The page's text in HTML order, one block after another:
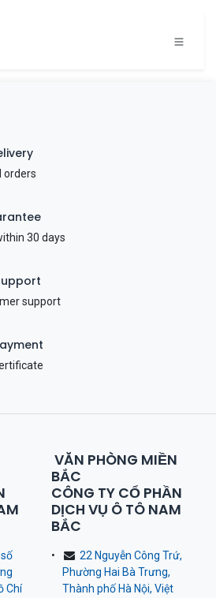
orders
30 days
support
Chí
VĂN PHÒNG MIỀN
BẮC
CÔNG TY CỔ PHẦN
DỊCH VỤ Ô TÔ NAM
BẮC
22 Nguyễn Công Trứ,
Phường Hai Bà Trưng,
Thành phố Hà Nội, Việt